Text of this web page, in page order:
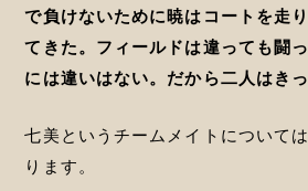
で負けないために暁はコートを走
てきた。フィールドは違っても闘
には違いはない。だから二人はき
七美というチームメイトについて
ります。